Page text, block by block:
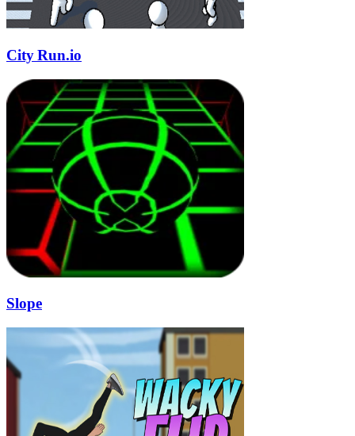
City Run.io
Slope